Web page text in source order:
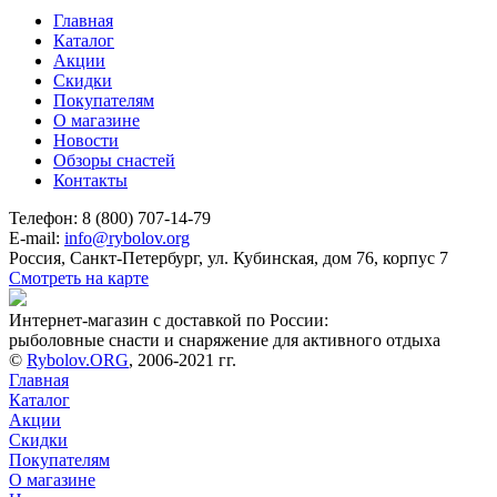
Главная
Каталог
Акции
Скидки
Покупателям
О магазине
Новости
Обзоры снастей
Контакты
Телефон: 8 (800) 707-14-79
E-mail: info@rybolov.org
Россия, Санкт-Петербург, ул. Кубинская, дом 76, корпус 7
Смотреть на карте
Интернет-магазин с доставкой по России:
рыболовные снасти и снаряжение для активного отдыха
© Rybolov.ORG, 2006-2021 гг.
Главная
Каталог
Акции
Скидки
Покупателям
О магазине